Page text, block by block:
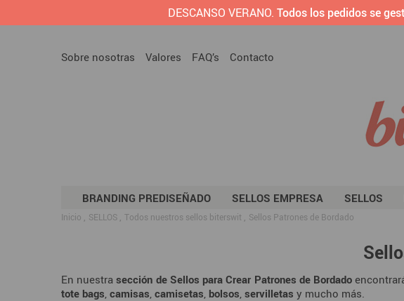
DESCANSO VERANO. Todos los pedidos se
Sobre nosotras Valores FAQ’s Contacto
BRANDING PREDISEÑADO SELLOS EMPRESA SELLOS
Inicio SELLOS Todos nuestros sellos biterswit Sellos Patrones de Bordado
En nuestrasección de Sellos para Crear Patrones de Bordado
tote bags camisas camisetas bolsos servilletas y mucho más.